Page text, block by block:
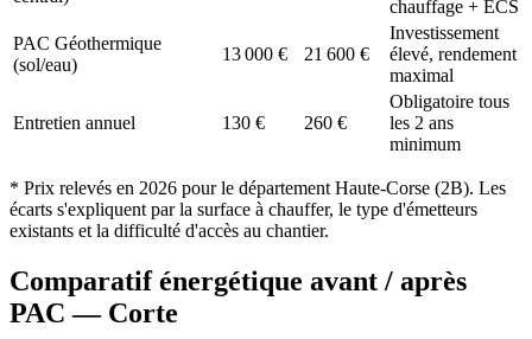
chauffage + ECS
PAC Géothermique
(sol/eau)
13 000 € 21 600 €
Investissement
élevé, rendement
maximal
Entretien annuel 130 € 260 €
Obligatoire tous
les 2 ans
minimum
* Prix relevés en 2026 pour le département Haute-Corse (2B). Les
écarts s'expliquent par la surface à chauffer, le type d'émetteurs
existants et la difficulté d'accès au chantier.
Comparatif énergétique avant / après
PAC — Corte